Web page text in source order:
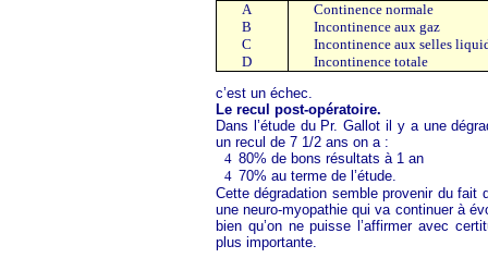
A
B
C
D
Continence normale
Incontinence aux gaz
Incontinence aux selles
Incontinence totale
c’est un échec.
Le recul post-opératoire.
Dans l’étude du Pr. Gallot il y a une
un recul de 7 1/2 ans on a :
4 80% de bons résultats à 1 an
4 70% au terme de l’étude.
Cette dégradation semble provenir du fait
une neuro-myopathie qui va continuer à
bien qu’on ne puisse l’affirmer avec
plus importante.